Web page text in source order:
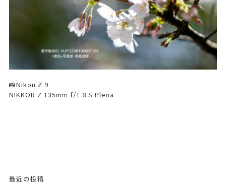
📸Nikon ℤ 9
NIKKOR Z 135mm f/1.8 S Plena
最近の投稿